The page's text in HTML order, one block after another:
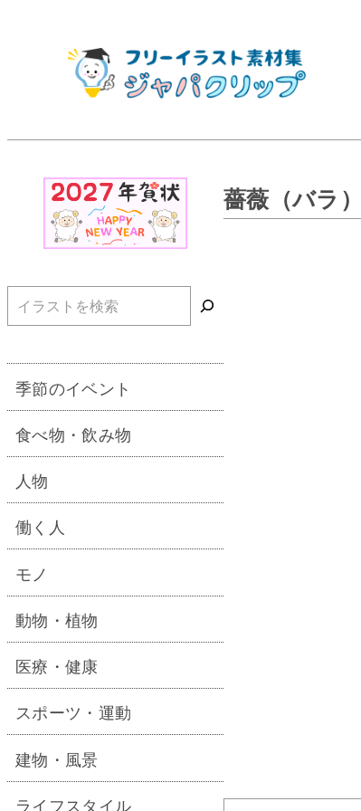
薔薇（バラ）
検索
季節のイベント
食べ物・飲み物
人物
働く人
モノ
動物・植物
医療・健康
スポーツ・運動
建物・風景
ライフスタイル